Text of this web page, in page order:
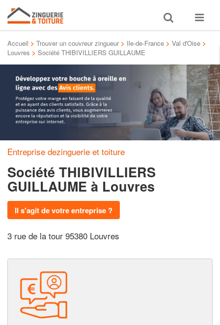
Toggle
search
Toggle
Accueil > Trouver un couvreur zingueur > Ile-de-France > Val d'Oise >
Louvres > Société THIBIVILLIERS GUILLAUME
Entreprise dezinguerie et toiture
Société THIBIVILLIERS
GUILLAUME à Louvres
Il s'agit de votre entreprise ?
3 rue de la tour 95380 Louvres